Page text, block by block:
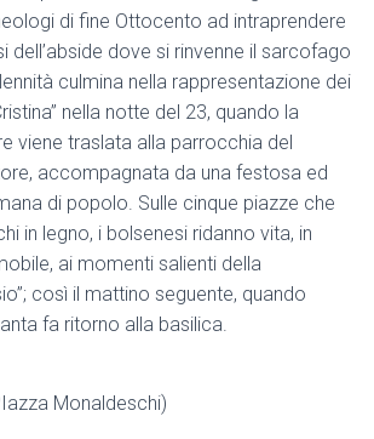
di fine Ottocento ad intraprendere
dell’abside dove si rinvenne il sarcofago
culmina nella rappresentazione dei
nella notte del 23, quando la
viene traslata alla parrocchia del
accompagnata da una festosa ed
di popolo. Sulle cinque piazze che
in legno, i bolsenesi ridanno vita, in
ai momenti salienti della
così il mattino seguente, quando
fa ritorno alla basilica.
Monaldeschi)